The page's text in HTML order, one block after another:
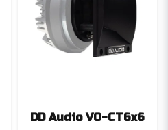
DD Audio VO-CT6x6